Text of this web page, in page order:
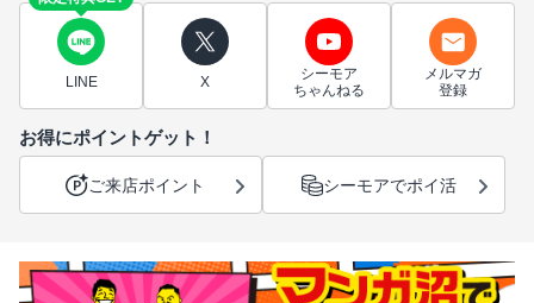
LINE X
シーモア
ちゃんねる
メルマガ
登録
お得にポイントゲット！
ご来店ポイント シーモアでポイ活